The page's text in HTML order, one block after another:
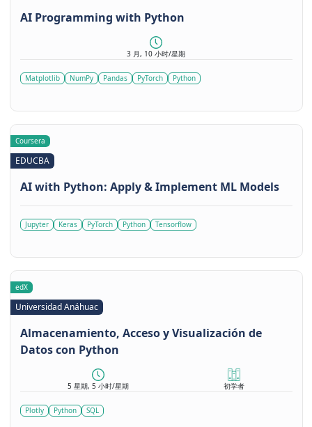
AI Programming with Python
3 月, 10 小时/星期
Matplotlib NumPy Pandas PyTorch Python
Coursera
EDUCBA
AI with Python: Apply & Implement ML Models
Jupyter Keras PyTorch Python Tensorflow
edX
Universidad Anáhuac
Almacenamiento, Acceso y Visualización de
Datos con Python
5 星期, 5 小时/星期 初学者
Plotly Python SQL